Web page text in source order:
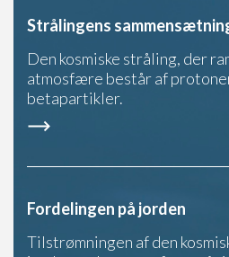
Strålingens
Den kosmiske stråling, der
atmosfære består af
betapartikler.
Fordelingen på jorden
Tilstrømningen af den